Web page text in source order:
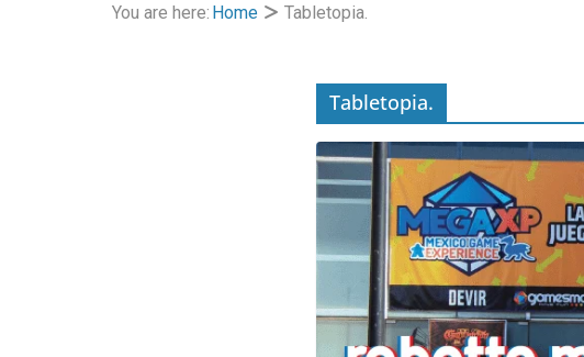
You are here: Home Tabletopia.
Tabletopia.